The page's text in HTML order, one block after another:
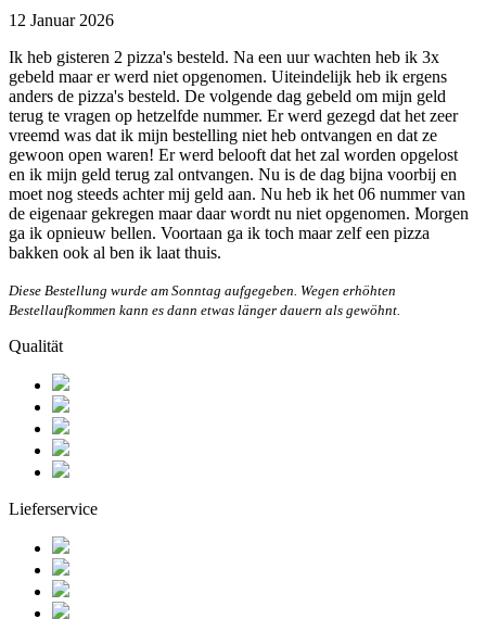
12 Januar 2026
Ik heb gisteren 2 pizza's besteld. Na een uur wachten heb ik 3x
gebeld maar er werd niet opgenomen. Uiteindelijk heb ik ergens
anders de pizza's besteld. De volgende dag gebeld om mijn geld
terug te vragen op hetzelfde nummer. Er werd gezegd dat het zeer
vreemd was dat ik mijn bestelling niet heb ontvangen en dat ze
gewoon open waren! Er werd belooft dat het zal worden opgelost
en ik mijn geld terug zal ontvangen. Nu is de dag bijna voorbij en
moet nog steeds achter mij geld aan. Nu heb ik het 06 nummer van
de eigenaar gekregen maar daar wordt nu niet opgenomen. Morgen
ga ik opnieuw bellen. Voortaan ga ik toch maar zelf een pizza
bakken ook al ben ik laat thuis.
Diese Bestellung wurde am Sonntag aufgegeben. Wegen erhöhten
Bestellaufkommen kann es dann etwas länger dauern als gewöhnt.
Qualität
Lieferservice